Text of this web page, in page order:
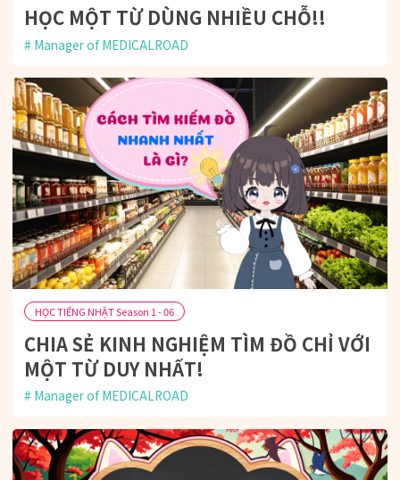
HỌC MỘT TỪ DÙNG NHIỀU CHỖ!!
Manager of MEDICALROAD
HỌC TIẾNG NHẬT Season 1 - 06
CHIA SẺ KINH NGHIỆM TÌM ĐỒ CHỈ VỚI
MỘT TỪ DUY NHẤT!
Manager of MEDICALROAD